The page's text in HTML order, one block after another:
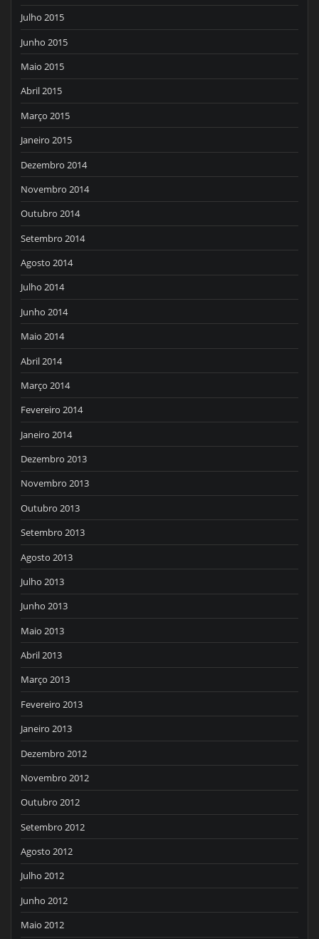
Julho 2015
Junho 2015
Maio 2015
Abril 2015
Março 2015
Janeiro 2015
Dezembro 2014
Novembro 2014
Outubro 2014
Setembro 2014
Agosto 2014
Julho 2014
Junho 2014
Maio 2014
Abril 2014
Março 2014
Fevereiro 2014
Janeiro 2014
Dezembro 2013
Novembro 2013
Outubro 2013
Setembro 2013
Agosto 2013
Julho 2013
Junho 2013
Maio 2013
Abril 2013
Março 2013
Fevereiro 2013
Janeiro 2013
Dezembro 2012
Novembro 2012
Outubro 2012
Setembro 2012
Agosto 2012
Julho 2012
Junho 2012
Maio 2012